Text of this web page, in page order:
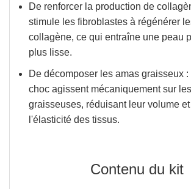
De renforcer la production de
stimule les fibroblastes à régénérer
collagène, ce qui entraîne une peau
plus lisse.
De décomposer les amas graisseux:
choc agissent mécaniquement sur
graisseuses, réduisant leur volume
l'élasticité des tissus.
Contenu du kit